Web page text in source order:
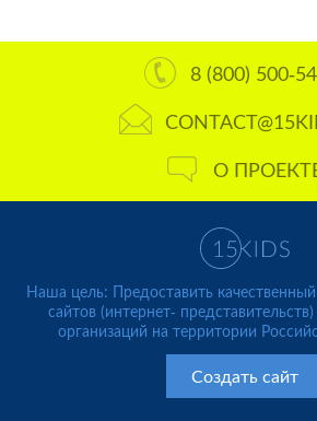
8 (800) 500-
О
Наша цель: Предоставить
сайтов (интернет-
организаций на территории
Создать сайт